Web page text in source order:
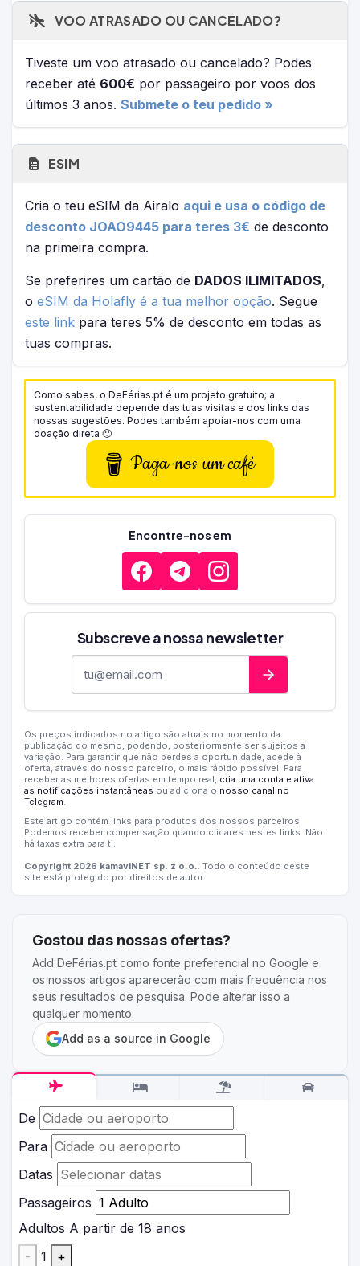
De
Para
Datas
Passageiros
Adultos A partir de 18 anos
-
1 +
VOO ATRASADO OU CANCELADO?
Tiveste um voo atrasado ou cancelado? Podes
receber até 600€ por passageiro por voos dos
últimos 3 anos. Submete o teu pedido »
ESIM
Cria o teu eSIM da Airalo aqui e usa o código de
desconto JOAO9445 para teres 3€ de desconto
na primeira compra.
Se preferires um cartão de DADOS ILIMITADOS,
o eSIM da Holafly é a tua melhor opção. Segue
este link para teres 5% de desconto em todas as
tuas compras.
Como sabes, o DeFérias.pt é um projeto gratuito; a
sustentabilidade depende das tuas visitas e dos links das
nossas sugestões. Podes também apoiar-nos com uma
doação direta 🙂
Paga-nos um café
Encontre-nos em
Subscreve a nossa newsletter
Os preços indicados no artigo são atuais no momento da
publicação do mesmo, podendo, posteriormente ser sujeitos a
variação. Para garantir que não perdes a oportunidade, acede à
oferta, através do nosso parceiro, o mais rápido possível! Para
receber as melhores ofertas em tempo real, cria uma conta e ativa
as notificações instantâneas ou adiciona o nosso canal no
Telegram.
Este artigo contém links para produtos dos nossos parceiros.
Podemos receber compensação quando clicares nestes links. Não
há taxas extra para ti.
Copyright 2026 kamaviNET sp. z o.o.. Todo o conteúdo deste
site está protegido por direitos de autor.
Gostou das nossas ofertas?
Add DeFérias.pt como fonte preferencial no Google e
os nossos artigos aparecerão com mais frequência nos
seus resultados de pesquisa. Pode alterar isso a
qualquer momento.
Add as a source in Google